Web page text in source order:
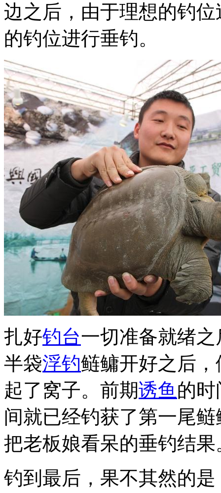
边之后，由于理想的钓
的钓位进行垂钓。
扎好钓台一切准备就绪
半袋浮钓鲢鳙开好之后
起了窝子。前期诱鱼 的
间就已经钓获了第一尾
把老板娘看呆的垂钓结果
钓到最后，果不其然的